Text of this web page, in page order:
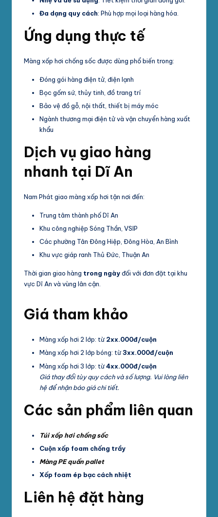
Đa dạng quy cách: Phù hợp mọi loại hàng hóa.
Ứng dụng thực tế
Màng xốp hơi chống sốc được dùng phổ biến trong:
Đóng gói hàng điện tử, điện lạnh
Bọc gốm sứ, thủy tinh, đồ trang trí
Bảo vệ đồ gỗ, nội thất, thiết bị máy móc
Ngành thương mại điện tử và vận chuyển hàng xuất
khẩu
Dịch vụ giao hàng
nhanh tại Dĩ An
Nam Phát giao màng xốp hơi tận nơi đến:
Trung tâm thành phố Dĩ An
Khu công nghiệp Sóng Thần, VSIP
Các phường Tân Đông Hiệp, Đông Hòa, An Bình
Khu vực giáp ranh Thủ Đức, Thuận An
Thời gian giao hàng trong ngàyđối với đơn đặt tại khu
vực Dĩ An và vùng lân cận.
Giá tham khảo
Màng xốp hơi 2 lớp: từ 2xx.000đ/cuộn
Màng xốp hơi 2 lớp bóng: từ3xx.000đ/cuộn
Màng xốp hơi 3 lớp: từ4xx.000đ/cuộn
Giá thay đổi tùy quy cách và số lượng. Vui lòng liên
hệ để nhận báo giá chi tiết.
Các sản phẩm liên quan
Túi xốp hơi chống sốc
Cuộn xốp foam chống trầy
Màng PE quấn pallet
Xốp foam ép bạc cách nhiệt
Liên hệ đặt hàng